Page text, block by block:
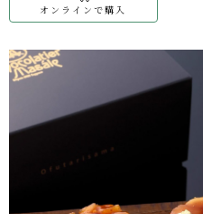
オンラインで購入